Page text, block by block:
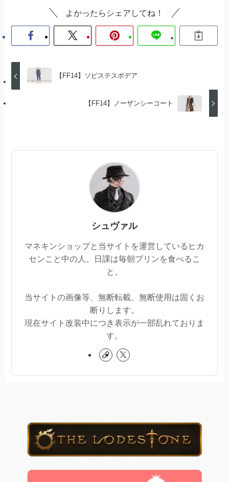
よかったらシェアしてね！
【FF14】ソピステスポデア
【FF14】ノーザンシーコート
シュヴァル
マネキンショップと当サイトを運営しているヒカ
センこと中の人。日課は毎朝プリンを食べるこ
と。
当サイトの画像等、無断転載、無断使用は固くお
断りします。
現在サイト改装中につき表示が一部乱れておりま
す。